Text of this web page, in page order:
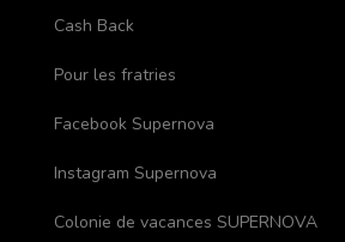
Cash Back
Pour les fratries
Facebook Supernova
Instagram Supernova
Colonie de vacances SUPERNOVA